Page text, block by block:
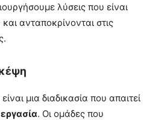
λύσεις που είναι
και ανταποκρίνονται στις
μια διαδικασία που απαιτεί
. Οι ομάδες που